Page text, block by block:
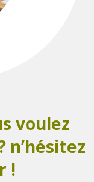
voulez
n’hésitez
!